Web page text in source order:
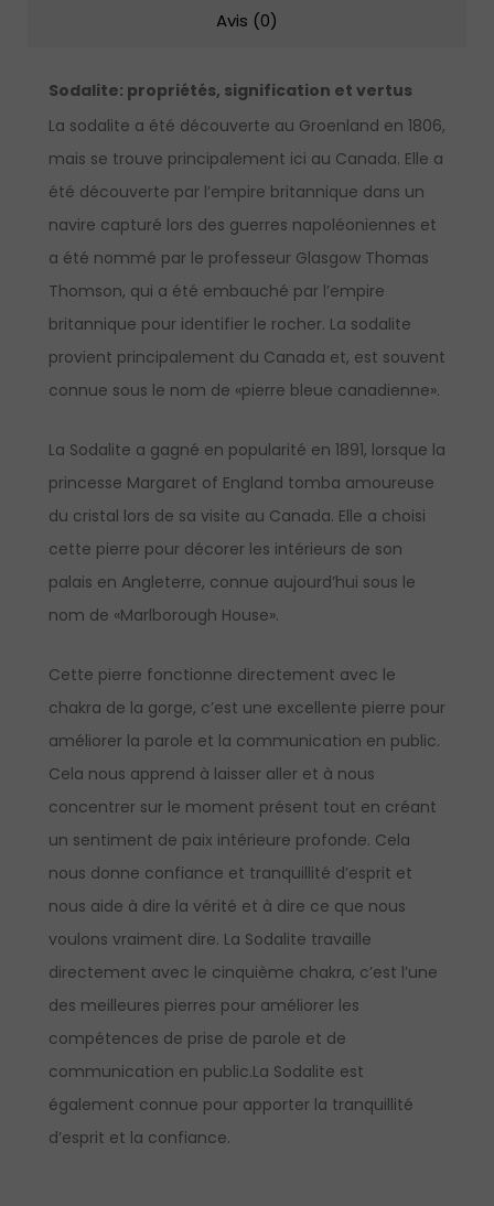
Avis (0)
Sodalite: propriétés, signification et vertus
La sodalite a été découverte au Groenland en 1806,
mais se trouve principalement ici au Canada. Elle a
été découverte par l’empire britannique dans un
navire capturé lors des guerres napoléoniennes et
a été nommé par le professeur Glasgow Thomas
Thomson, qui a été embauché par l’empire
britannique pour identifier le rocher. La sodalite
provient principalement du Canada et, est souvent
connue sous le nom de «pierre bleue canadienne».
La Sodalite a gagné en popularité en 1891, lorsque la
princesse Margaret of England tomba amoureuse
du cristal lors de sa visite au Canada. Elle a choisi
cette pierre pour décorer les intérieurs de son
palais en Angleterre, connue aujourd’hui sous le
nom de «Marlborough House».
Cette pierre fonctionne directement avec le
chakra de la gorge, c’est une excellente pierre pour
améliorer la parole et la communication en public.
Cela nous apprend à laisser aller et à nous
concentrer sur le moment présent tout en créant
un sentiment de paix intérieure profonde. Cela
nous donne confiance et tranquillité d’esprit et
nous aide à dire la vérité et à dire ce que nous
voulons vraiment dire. La Sodalite travaille
directement avec le cinquième chakra, c’est l’une
des meilleures pierres pour améliorer les
compétences de prise de parole et de
communication en public.La Sodalite est
également connue pour apporter la tranquillité
d’esprit et la confiance.